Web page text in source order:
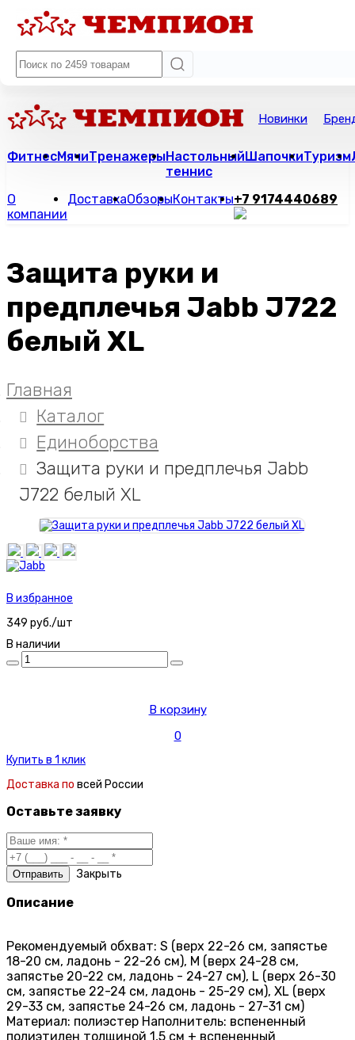
Новинки
ФитнесМячиТренажерыНастольный
теннис
ШапочкиТуризм
О
компании
ДоставкаОбзорыКонтакты+7 9174440689
Защита руки и
предплечья Jabb J722
белый XL
Главная
Каталог
Единоборства
Защита руки и предплечья Jabb
J722 белый XL
В избранное
349 руб./шт
В наличии
В корзину
0
Купить в 1 клик
Доставка по всей России
Оставьте заявку
Закрыть
Описание
Рекомендуемый обхват: S (верх 22-26 см, запястье
18-20 см, ладонь - 22-26 см), M (верх 24-28 см,
запястье 20-22 см, ладонь - 24-27 см), L (верх 26-30
см, запястье 22-24 см, ладонь - 25-29 см), XL (верх
29-33 см, запястье 24-26 см, ладонь - 27-31 см)
Материал: полиэстер Наполнитель: вспененный
полиэтилен толщиной 1,5 см + вспененный